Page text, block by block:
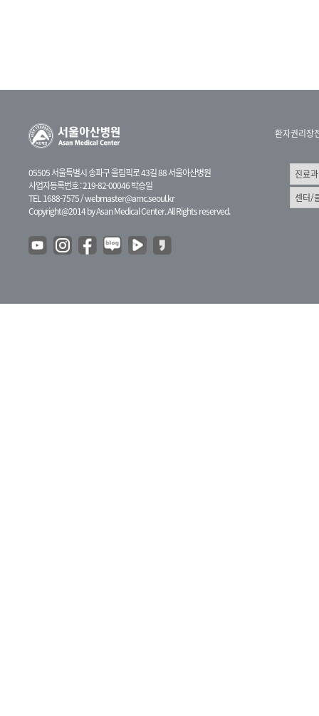
05505 서울특별시 송파구 올림픽로 43길 88 서울아산병원
사업자등록번호 : 219-82-00046 박승일
TEL 1688-7575 /webmaster@amc.seoul.kr
Copyright@2014 by Asan Medical Center. All Rights reserved.
환자권리장